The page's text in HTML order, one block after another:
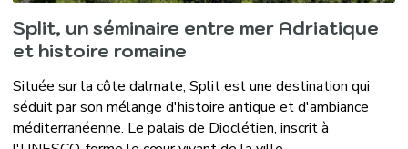
Split, un séminaire entre mer Adriatique
et histoire romaine
Située sur la côte dalmate, Split est une destination qui
séduit par son mélange d'histoire antique et d'ambiance
méditerranéenne. Le palais de Dioclétien, inscrit à